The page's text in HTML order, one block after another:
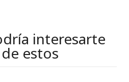
interesarte
estos